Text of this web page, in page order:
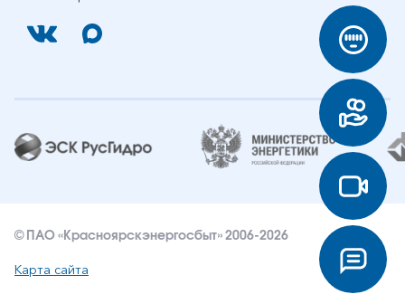
© ПАО «Красноярскэнергосбыт» 2006-2026
Карта сайта